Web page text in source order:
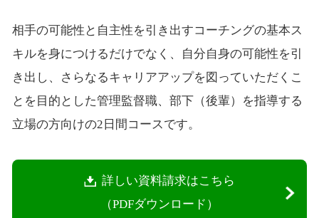
相手の可能性と自主性を引き出すコーチングの基本ス
キルを身につけるだけでなく、自分自身の可能性を引
き出し、さらなるキャリアアップを図っていただくこ
とを目的とした管理監督職、部下（後輩）を指導する
立場の方向けの2日間コースです。
詳しい資料請求はこちら
（PDFダウンロード）